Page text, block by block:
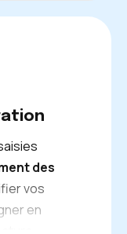
des
vos
en